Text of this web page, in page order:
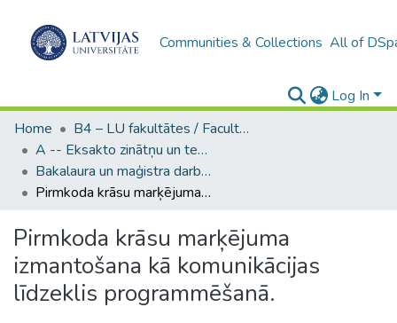
Communities & Collections All of
Log In
Home
B4 – LU fakultātes / Faculties of the UL
A -- Eksakto zinātņu un tehnoloģiju fakultāte / Faculty of Science and Technology
Bakalaura un maģistra darbi (EZTF) / Bachelor's and Master's theses
Pirmkoda krāsu marķējuma izmantošana kā komunikācijas līdzeklis programmēšanā.
Pirmkoda krāsu marķējuma
izmantošana kā komunikācijas
līdzeklis programmēšanā.